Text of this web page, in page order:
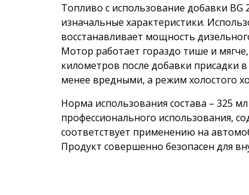
Топливо с использование добавки BG
изначальные характеристики.
восстанавливает мощность
Мотор работает гораздо тише и
километров после добавки присадки
менее вредными, а режим холостого
Норма использования состава – 325
профессионального использования,
соответствует применению на
Продукт совершенно безопасен для